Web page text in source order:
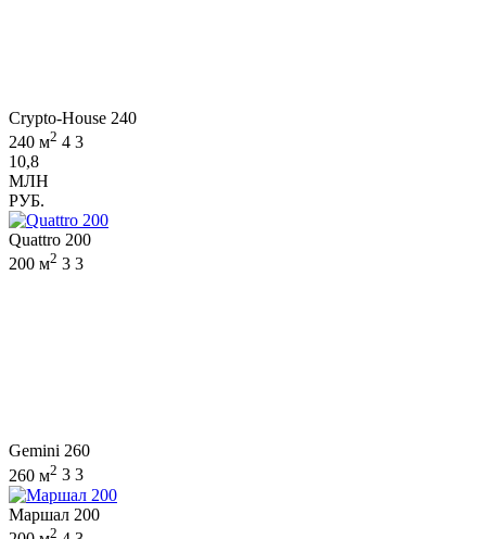
Crypto-House 240
240 м2 4 3
10,8
МЛН
РУБ.
Quattro 200
200 м2 3 3
Gemini 260
260 м2 3 3
Маршал 200
2